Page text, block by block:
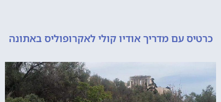
עם מדריך אודיו קולי לאקרופוליס באתונה